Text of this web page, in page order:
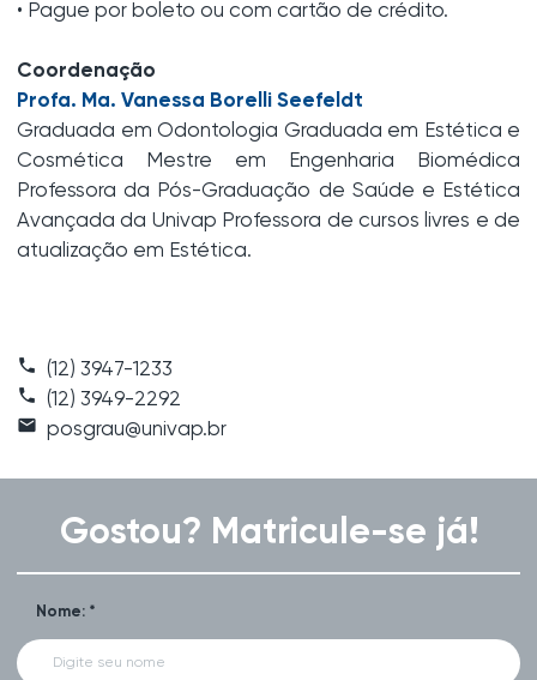
• Pague por boleto ou com cartão de crédito.
Coordenação
Profa. Ma. Vanessa Borelli Seefeldt
Graduada em Odontologia Graduada em Estética e
Cosmética Mestre em Engenharia Biomédica
Professora da Pós-Graduação de Saúde e Estética
Avançada da Univap Professora de cursos livres e de
atualização em Estética.
phone (12) 3947-1233
call (12) 3949-2292
email posgrau@univap.br
Gostou? Matricule-se já!
Nome: *